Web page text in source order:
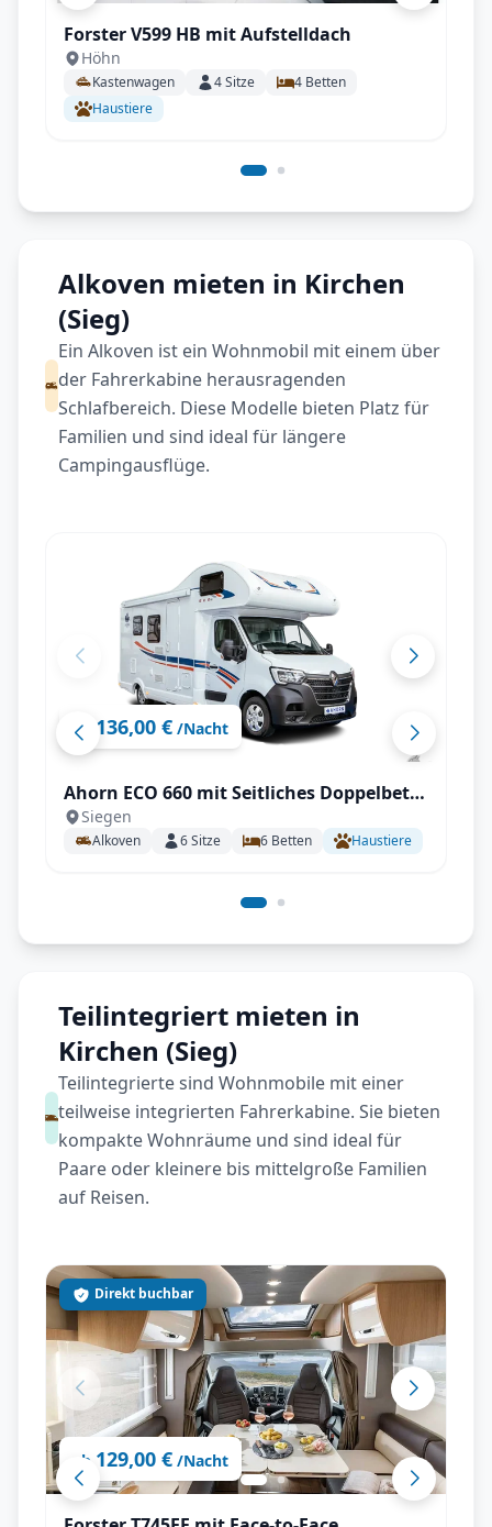
Forster V599 HB mit Aufstelldach
Höhn
Kastenwagen 4Sitze 4 Betten
Haustiere
Alkoven mieten in Kirchen
(Sieg)
Ein Alkoven ist ein Wohnmobil mit einem über
der Fahrerkabine herausragenden
Schlafbereich. Diese Modelle bieten Platz für
Familien und sind ideal für längere
Campingausflüge.
ab 136,00 € /Nacht
Ahorn ECO 660 mit Seitliches Doppelbett
längs (SB)
Siegen
Alkoven 6Sitze 6 Betten Haustiere
Teilintegriert mieten in
Kirchen (Sieg)
Teilintegrierte sind Wohnmobile mit einer
teilweise integrierten Fahrerkabine. Sie bieten
kompakte Wohnräume und sind ideal für
Paare oder kleinere bis mittelgroße Familien
auf Reisen.
ab 129,00 € /Nacht
Direkt buchbar